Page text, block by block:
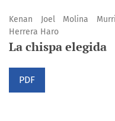
Kenan Joel Molina
Herrera Haro
La chispa elegida
PDF